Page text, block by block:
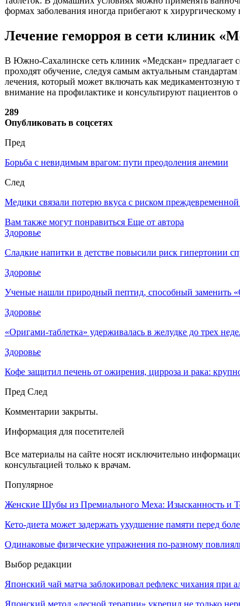
формах заболевания иногда прибегают к хирургическому
Лечение геморроя в сети клиник
В Южно-Сахалинске сеть клиник «Медскан» предлагает
проходят обучение, следуя самым актуальным
лечения, который может включать как
внимание на профилактике и консультируют пациентов
289
Опубликовать в соцсетях
Пред
Борьба с невидимым врагом: пути преодоления анемии
След
Медики связали потерю вкуса с риском преждевременной
Вам также могут понравиться Еще от автора
Здоровье
Сладкие напитки в детстве повысили риск гипертонии
Здоровье
Ученые нашли природный пептид, способный заменить
Здоровье
«Оригами-таблетка» удерживалась в желудке до трех
Здоровье
Кофе защитил печень от ожирения, цирроза и рака:
Пред След
Комментарии закрыты.
Информация для посетителей
Все материалы на сайте носят исключительно
консультацией только к врачам.
Популярное
Женские Шубы из Премиального Меха: Изысканность и
Кето-диета может задержать ухудшение памяти перед
Одинаковые физические упражнения по-разному
Выбор редакции
Японский чай матча заблокировал рефлекс чихания при